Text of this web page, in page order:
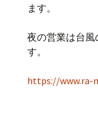
ます。
夜の営業は台風
す。
https://www.ra-